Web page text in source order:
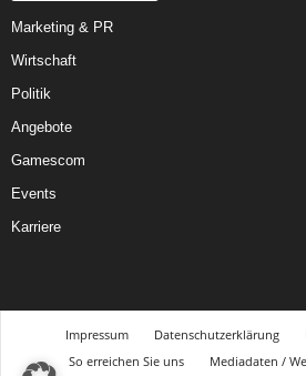
Marketing & PR
Wirtschaft
Politik
Angebote
Gamescom
Events
Karriere
Impressum Datenschutzerklärung
So erreichen Sie uns
Mediadaten /